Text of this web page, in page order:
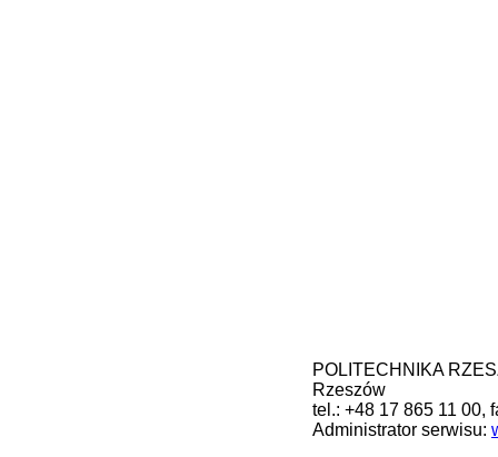
POLITECHNIKA
Rzeszów
tel.: +48 17 865 11 00,
Administrator serwisu: